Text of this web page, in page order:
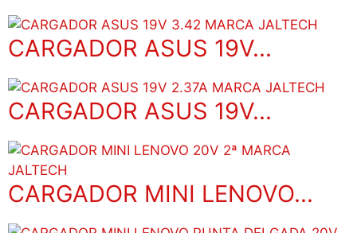
CARGADOR ASUS 19V...
CARGADOR ASUS 19V...
CARGADOR MINI LENOVO...